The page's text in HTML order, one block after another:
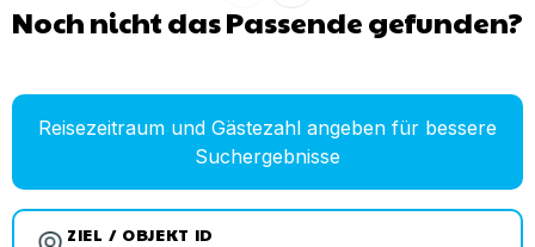
Noch nicht das Passende gefunden?
Reisezeitraum und Gästezahl angeben für bessere
Suchergebnisse
ZIEL / OBJEKT ID